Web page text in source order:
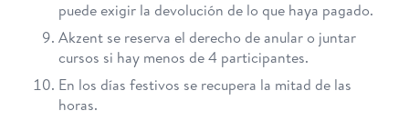
puede exigir la devolución de lo que haya pagado.
Akzent se reserva el derecho de anular o juntar
cursos si hay menos de 4 participantes.
En los días festivos se recupera la mitad de las
horas.